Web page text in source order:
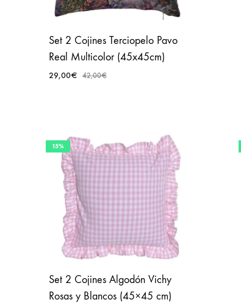
Set 2 Cojines Terciopelo Pavo
Real Multicolor (45x45cm)
29,00€ 42,00€
15%
Set 2 Cojines Algodón Vichy
Rosas y Blancos (45×45 cm)